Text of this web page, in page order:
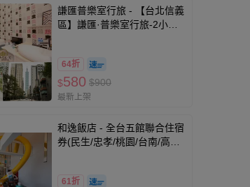
謙匯普樂室行旅 - 【台北信義
區】謙匯·普樂室行旅-2小時
64折
$580 $900
最新上架
和逸飯店 - 全台五館聯合住宿
券(民生/忠孝/桃園/台南/高
61折